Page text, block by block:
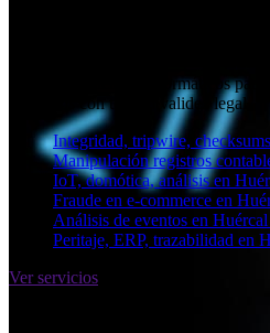
Perito informático en
Informes periciales informáticos para
abogados con toda la validez legal.
Integridad, tripwire,
Manipulación registros
IoT, domótica, análisis en
Fraude en e-commerce en
Análisis de eventos en
Peritaje, ERP, trazabilidad en
Ver servicios